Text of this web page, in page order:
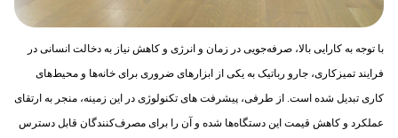
با توجه به کارایی بالا، صرفه‌جویی در زمان و انرژی و کاهش نیاز به دخالت انسانی در
فرایند تمیزکاری، جارو رباتیک به یکی از ابزارهای ضروری برای خانه‌ها و محیط‌های
کاری تبدیل شده است. از طرفی، پیشرفت های تکنولوژی در این زمینه، منجر به ارتقای
عملکرد و کاهش قیمت این دستگاه‌ها شده و آن را برای مصرف‌کنندگان قابل دسترس